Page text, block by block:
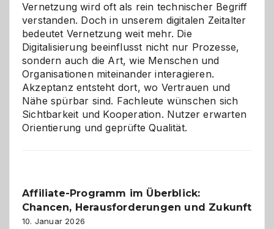
Vernetzung wird oft als rein technischer Begriff
verstanden. Doch in unserem digitalen Zeitalter
bedeutet Vernetzung weit mehr. Die
Digitalisierung beeinflusst nicht nur Prozesse,
sondern auch die Art, wie Menschen und
Organisationen miteinander interagieren.
Akzeptanz entsteht dort, wo Vertrauen und
Nähe spürbar sind. Fachleute wünschen sich
Sichtbarkeit und Kooperation. Nutzer erwarten
Orientierung und geprüfte Qualität.
Affiliate-Programm im Überblick:
Chancen, Herausforderungen und Zukunft
10. Januar 2026